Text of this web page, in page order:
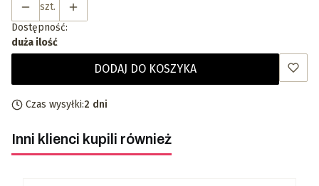
szt.
Dostępność:
duża ilość
DODAJ DO KOSZYKA
Czas wysyłki:2 dni
Inni klienci kupili również